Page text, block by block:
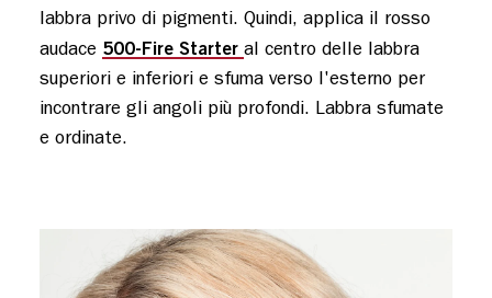
labbra privo di pigmenti. Quindi, applica il rosso
audace 500-Fire Starter al centro delle labbra
superiori e inferiori e sfuma verso l'esterno per
incontrare gli angoli più profondi. Labbra sfumate
e ordinate.